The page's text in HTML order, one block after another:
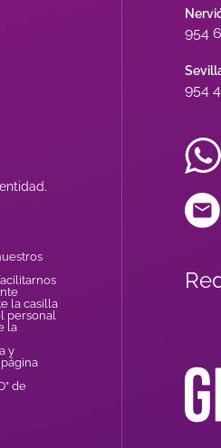
la casilla
personal
la
y
de
954
954